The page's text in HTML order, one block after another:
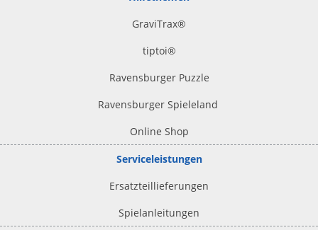
GraviTrax®
tiptoi®
Ravensburger Puzzle
Ravensburger Spieleland
Online Shop
Serviceleistungen
Ersatzteillieferungen
Spielanleitungen